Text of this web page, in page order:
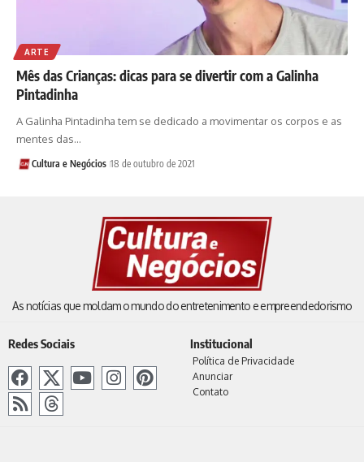
ARTE
Mês das Crianças: dicas para se divertir com a Galinha
Pintadinha
A Galinha Pintadinha tem se dedicado a movimentar os corpos e as
mentes das…
Cultura e Negócios 18 de outubro de 2021
As notícias que moldam o mundo do entretenimento e empreendedorismo
Redes Sociais Institucional
Política de Privacidade
Anunciar
Contato